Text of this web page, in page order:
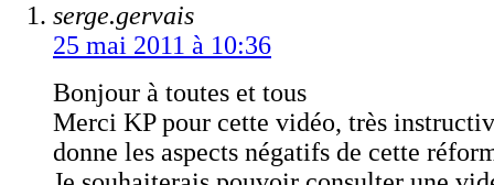
serge.gervais
25 mai 2011 à 10:36
Bonjour à toutes et tous
Merci KP pour cette vidéo, très
donne les aspects négatifs de cette